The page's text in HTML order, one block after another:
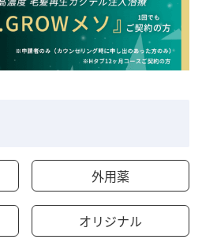
外用薬
オリジナル